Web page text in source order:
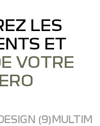
LES
ET
VOTRE
(9)